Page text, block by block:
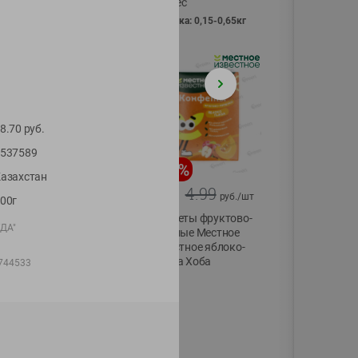
фасовка: 0,15-0,65кг
-13%
5.99
Местное известное
%
4.99 руб./шт
Конфеты фруктово-
ягодные Местное
известное яблоко-
тыква Хоба
руб.